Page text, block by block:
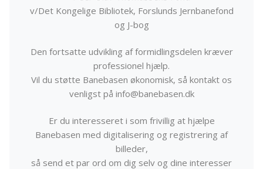
v/Det Kongelige Bibliotek, Forslunds Jernbanefond
og J-bog
Den fortsatte udvikling af formidlingsdelen kræver
professionel hjælp.
Vil du støtte Banebasen økonomisk, så kontakt os
venligst på info@banebasen.dk
Er du interesseret i som frivillig at hjælpe
Banebasen med digitalisering og registrering af
billeder,
så send et par ord om dig selv og dine interesser